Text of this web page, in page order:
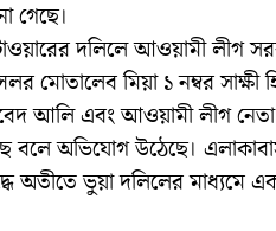
গেছে।
দলিলে আওয়ামী লীগ
মোতালেব মিয়া ১ নম্বর সাক্ষী
আলি এবং আওয়ামী লীগ
বলে অভিযোগ উঠেছে।
অতীতে ভুয়া দলিলের মাধ্যমে